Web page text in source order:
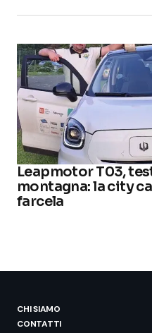
Leapmotor T03,
montagna: la city
farcela
CHI SIAMO
CONTATTI